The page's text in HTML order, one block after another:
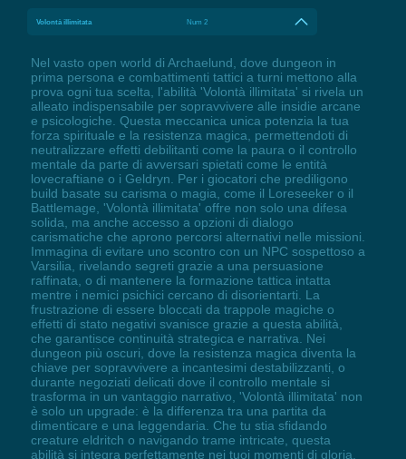
Volontà illimitata Num 2
Nel vasto open world di Archaelund, dove dungeon in
prima persona e combattimenti tattici a turni mettono alla
prova ogni tua scelta, l'abilità 'Volontà illimitata' si rivela un
alleato indispensabile per sopravvivere alle insidie arcane
e psicologiche. Questa meccanica unica potenzia la tua
forza spirituale e la resistenza magica, permettendoti di
neutralizzare effetti debilitanti come la paura o il controllo
mentale da parte di avversari spietati come le entità
lovecraftiane o i Geldryn. Per i giocatori che prediligono
build basate su carisma o magia, come il Loreseeker o il
Battlemage, 'Volontà illimitata' offre non solo una difesa
solida, ma anche accesso a opzioni di dialogo
carismatiche che aprono percorsi alternativi nelle missioni.
Immagina di evitare uno scontro con un NPC sospettoso a
Varsilia, rivelando segreti grazie a una persuasione
raffinata, o di mantenere la formazione tattica intatta
mentre i nemici psichici cercano di disorientarti. La
frustrazione di essere bloccati da trappole magiche o
effetti di stato negativi svanisce grazie a questa abilità,
che garantisce continuità strategica e narrativa. Nei
dungeon più oscuri, dove la resistenza magica diventa la
chiave per sopravvivere a incantesimi destabilizzanti, o
durante negoziati delicati dove il controllo mentale si
trasforma in un vantaggio narrativo, 'Volontà illimitata' non
è solo un upgrade: è la differenza tra una partita da
dimenticare e una leggendaria. Che tu stia sfidando
creature eldritch o navigando trame intricate, questa
abilità si integra perfettamente nei tuoi momenti di gloria,